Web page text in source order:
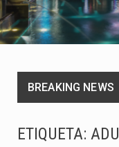
BREAKING NEWS
ETIQUETA: